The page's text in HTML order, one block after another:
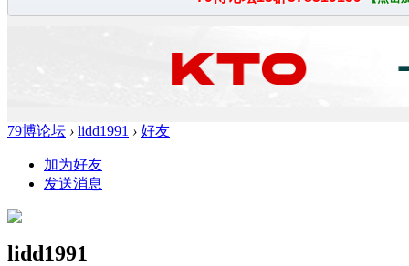
79博论坛 › lidd1991 › 好友
加为好友
发送消息
lidd1991